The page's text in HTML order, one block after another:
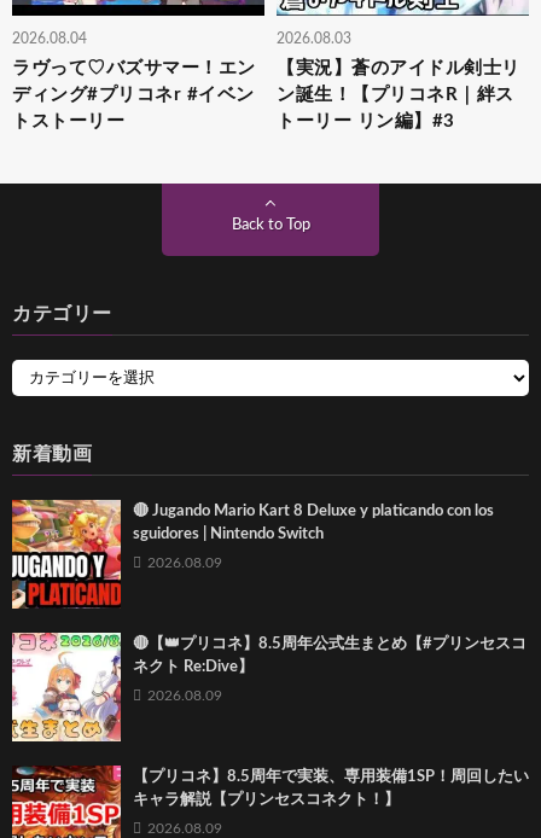
2026.08.04
ラヴって♡バズサマー！エン
ディング#プリコネr #イベン
トストーリー
2026.08.03
【実況】蒼のアイドル剣士リ
ン誕生！【プリコネR｜絆ス
トーリー リン編】#3
Back to Top
カテゴリー
新着動画
🔴 Jugando Mario Kart 8 Deluxe y platicando con los
sguidores | Nintendo Switch
2026.08.09
🔴【👑プリコネ】8.5周年公式生まとめ【#プリンセスコ
ネクト Re:Dive】
2026.08.09
【プリコネ】8.5周年で実装、専用装備1SP！周回したい
キャラ解説【プリンセスコネクト！】
2026.08.09